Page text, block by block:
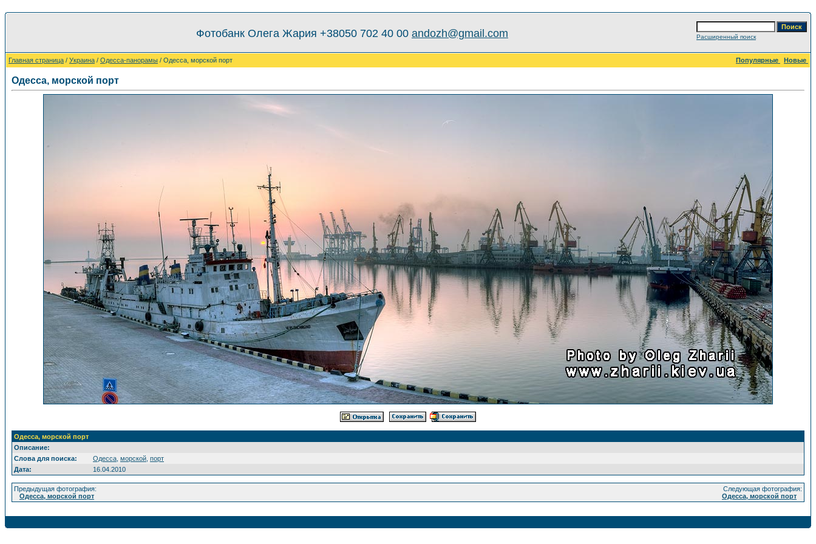
Фотобанк Олега Жария +38050 702 40 00 andozh@gmail.com Расширенный поиск
Главная страница / Украина / Одесса-панорамы / Одесса, морской порт Популярные Новые
Одесса, морской порт
Одесса, морской порт
Описание:
Слова для поиска:
Одесса морской порт
Дата:
16.04.2010
Предыдущая фотография:
Одесса, морской порт
Следующая фотография:
Одесса, морской порт